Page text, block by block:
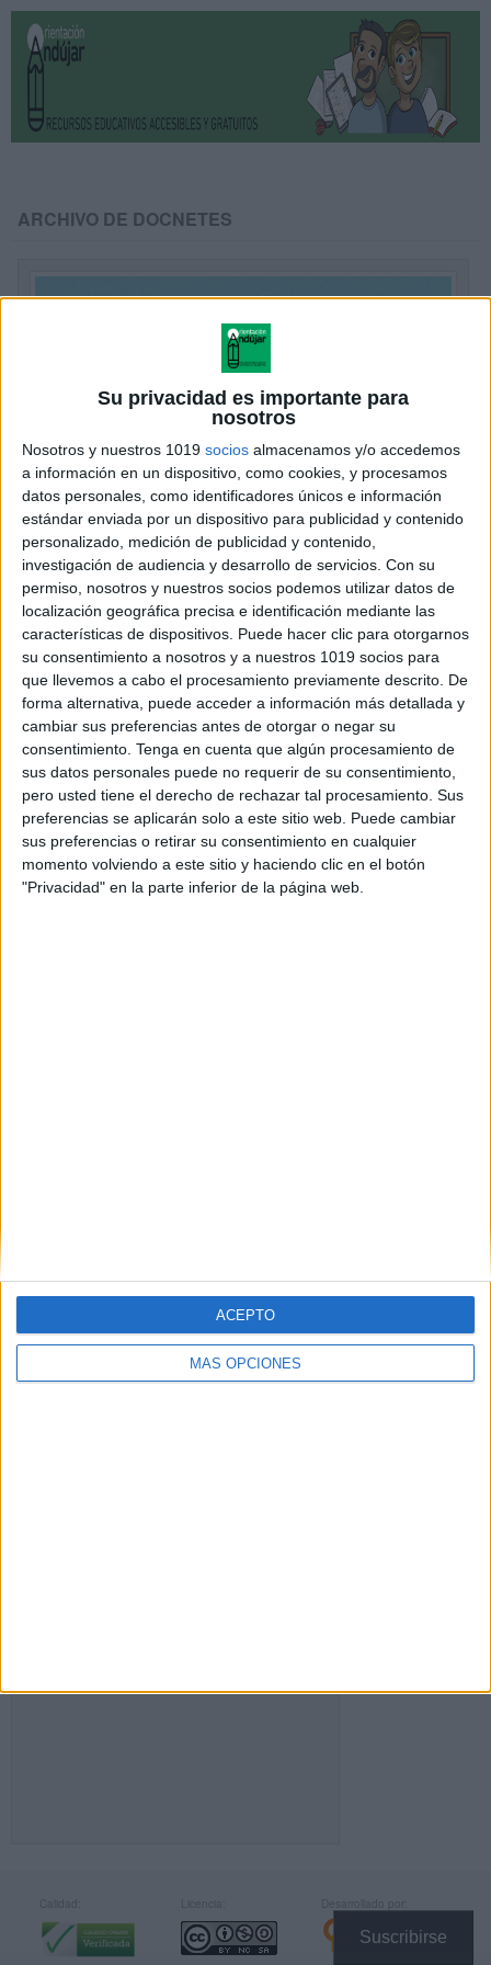
Su privacidad es importante para
nosotros
Nosotros y nuestros 1019 socios almacenamos y/o accedemos
a información en un dispositivo, como cookies, y procesamos
datos personales, como identificadores únicos e información
estándar enviada por un dispositivo para publicidad y contenido
personalizado, medición de publicidad y contenido,
investigación de audiencia y desarrollo de servicios. Con su
permiso, nosotros y nuestros socios podemos utilizar datos de
localización geográfica precisa e identificación mediante las
características de dispositivos. Puede hacer clic para otorgarnos
su consentimiento a nosotros y a nuestros 1019 socios para
que llevemos a cabo el procesamiento previamente descrito. De
forma alternativa, puede acceder a información más detallada y
cambiar sus preferencias antes de otorgar o negar su
consentimiento. Tenga en cuenta que algún procesamiento de
sus datos personales puede no requerir de su consentimiento,
pero usted tiene el derecho de rechazar tal procesamiento. Sus
preferencias se aplicarán solo a este sitio web. Puede cambiar
sus preferencias o retirar su consentimiento en cualquier
momento volviendo a este sitio y haciendo clic en el botón
"Privacidad" en la parte inferior de la página web.
MÁS OPCIONES
ACEPTO
Suscribirse
ARCHIVO DE DOCNETES
Acoso escolar y Trastorno del Espectro
del Autismo (TEA)
Publicado el 13 diciembre, 2018
Confederación Autismo España publica esta guía,
dirigida a familias y profesores con el fin de ayudar
a identificar y detectar situaciones de bullying y
ponerles freno, así como para apoyar y […]
SEGUIR LEYENDO
Buscar
SIGUE NUESTROS TABLEROS EN